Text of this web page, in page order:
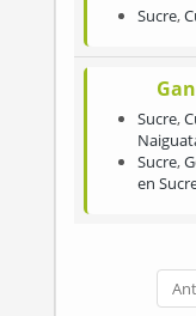
Sucre,
Sucre,
Sucre,
en